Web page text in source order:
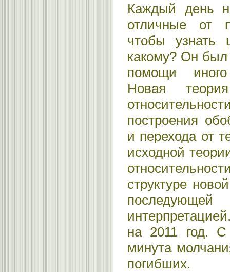
Каждый день
отличные от
чтобы узнать
какому? Он был
помощи
Новая
построения
и перехода от
исходной
структуре
на 2011 год.
минута
погибших.